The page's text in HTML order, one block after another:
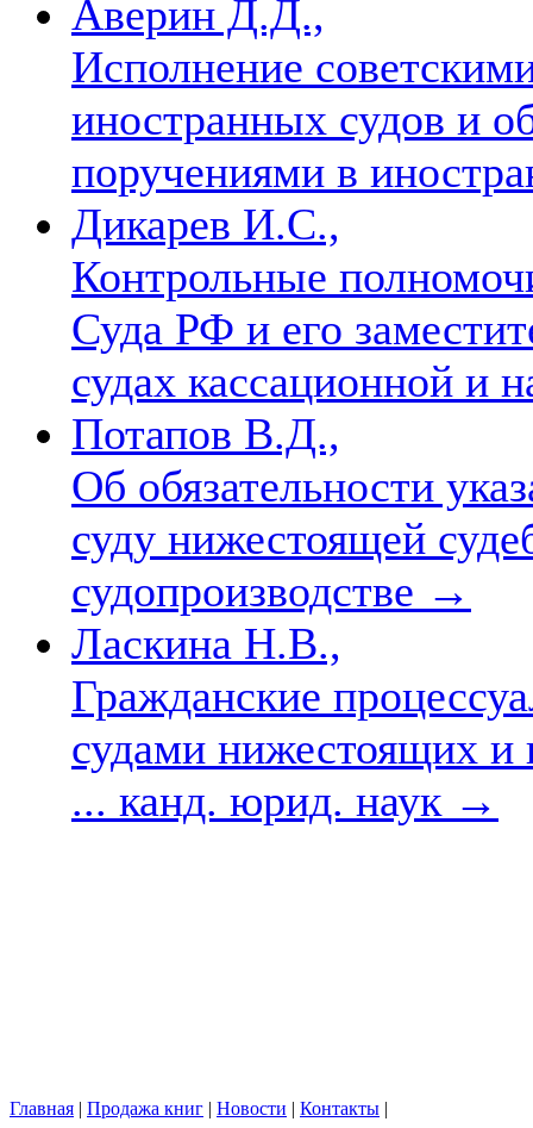
Аверин Д.Д.,
Исполнение
иностранных судов и
поручениями в
Дикарев И.С.,
Контрольные
Суда РФ и его
судах кассационной и
Потапов В.Д.,
Об обязательности
суду нижестоящей
судопроизводстве →
Ласкина Н.В.,
Гражданские
судами нижестоящих
... канд. юрид. наук →
Главная | Продажа книг | Новости | Контакты |